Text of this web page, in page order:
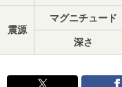
震源
マグニチュード
深さ